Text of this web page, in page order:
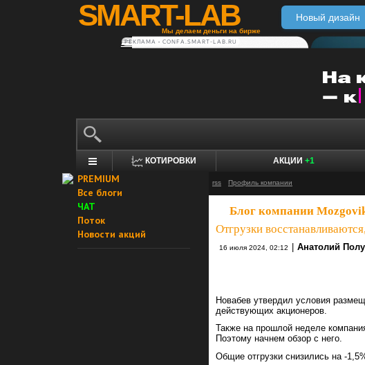
SMART-LAB
Мы делаем деньги на бирже
Новый дизайн
РЕКЛАМА • CONFA.SMART-LAB.RU
КОТИРОВКИ АКЦИИ +1
PREMIUM
Все блоги
ЧАТ
Поток
Новости акций
rss Профиль компании
Блог компании
Отгрузки
16 июля 2024, 02:12 Анатолий
Новабев утвердил условия
действующих акционеров.
Также на прошлой неделе
Поэтому начнем обзор с него.
Общие отгрузки снизились на -